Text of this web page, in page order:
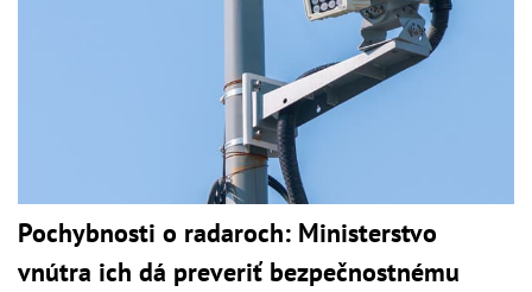
Pochybnosti o radaroch: Ministerstvo
vnútra ich dá preveriť bezpečnostnému